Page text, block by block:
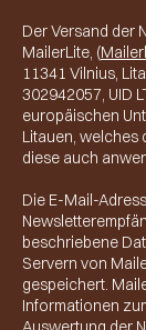
Der Versand der
MailerLite, (
11341 Vilnius,
302942057, UID
europäischen
Litauen, welches
diese auch
Die E-Mail-
beschriebene
Servern von
gespeichert.
Informationen